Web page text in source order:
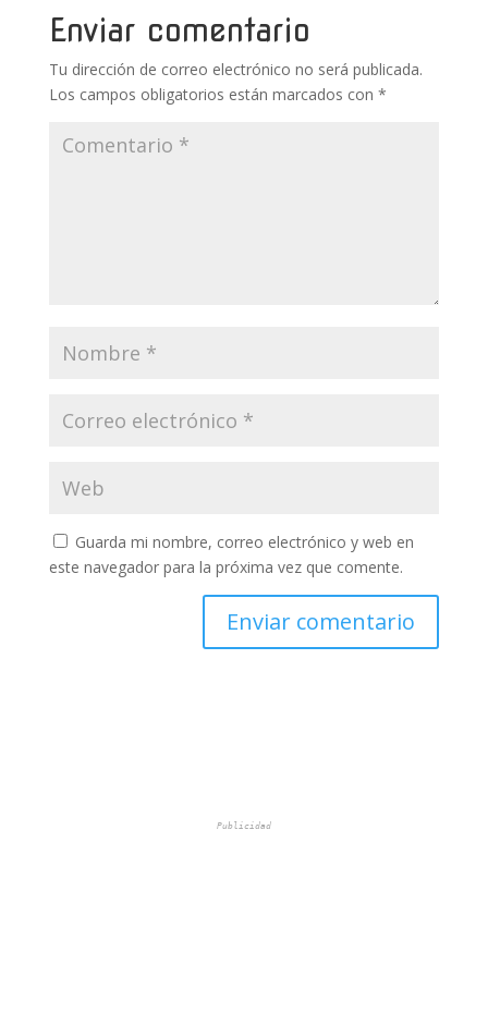
k
Enviar comentario
Tu dirección de correo electrónico no será publicada.
Los campos obligatorios están marcados con *
Guarda mi nombre, correo electrónico y web en
este navegador para la próxima vez que comente.
Publicidad